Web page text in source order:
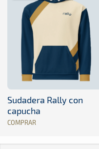
Sudadera Rally con
capucha
COMPRAR